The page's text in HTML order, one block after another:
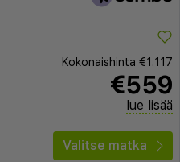
Kokonaishinta €1.117
€559
lue lisää
Valitse matka